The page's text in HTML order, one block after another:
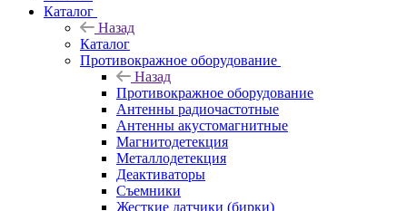
Каталог
Назад
Каталог
Противокражное оборудование
Назад
Противокражное оборудование
Антенны радиочастотные
Антенны акустомагнитные
Магнитодетекция
Металлодетекция
Деактиваторы
Съемники
Жесткие датчики (бирки)